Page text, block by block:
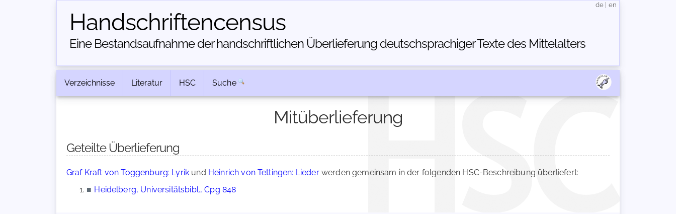
Handschriften­census
Eine Bestandsaufnahme der handschriftlichen Über­lieferung deutschsprachiger Texte des Mittelalters
de en
Verzeichnisse Literatur HSC Suche
Mitüberlieferung
Geteilte Überlieferung
Graf Kraft von Toggenburg: Lyrik und Heinrich von Tettingen: Liederwerden gemeinsam in der folgenden HSC-Beschreibung überliefert:
■ Heidelberg, Universitätsbibl., Cpg 848